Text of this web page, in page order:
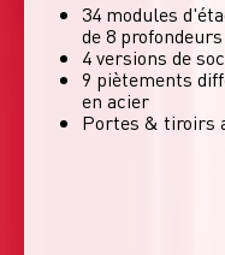
34 modules
de 8
4 versions de
9 piètements
en acier
Portes & tiroirs